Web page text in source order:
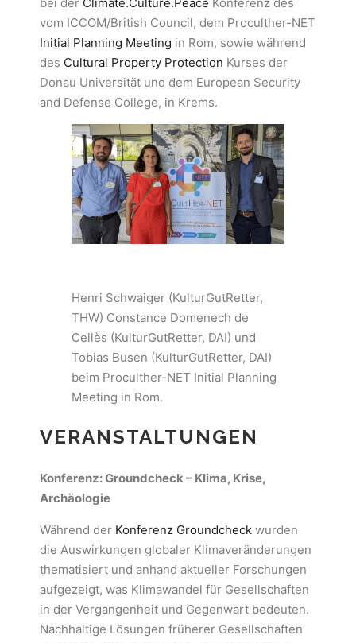
vom ICCOM/British Council, dem Proculther-NET
Initial Planning Meeting in Rom, sowie während
des Cultural Property Protection Kurses der
Donau Universität und dem European Security
and Defense College, in Krems.
Henri Schwaiger (KulturGutRetter,
THW) Constance Domenech de
Cellès (KulturGutRetter, DAI) und
Tobias Busen (KulturGutRetter, DAI)
beim Proculther-NET Initial Planning
Meeting in Rom.
VERANSTALTUNGEN
Konferenz: Groundcheck – Klima, Krise,
Archäologie
Während der Konferenz Groundcheck wurden
die Auswirkungen globaler Klimaveränderungen
thematisiert und anhand aktueller Forschungen
aufgezeigt, was Klimawandel für Gesellschaften
in der Vergangenheit und Gegenwart bedeuten.
Nachhaltige Lösungen früherer Gesellschaften